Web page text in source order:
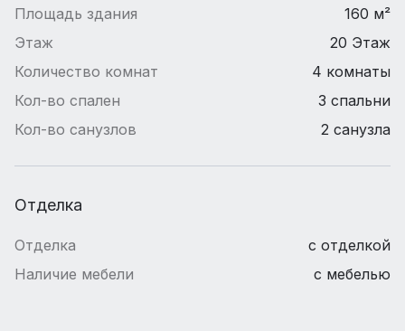
Площадь здания
160 м²
Этаж
20 Этаж
Количество комнат
4 комнаты
Кол-во спален
3 спальни
Кол-во санузлов
2 санузла
Отделка
Отделка
с отделкой
Наличие мебели
с мебелью